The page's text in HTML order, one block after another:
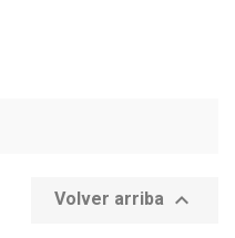
Volver arriba 